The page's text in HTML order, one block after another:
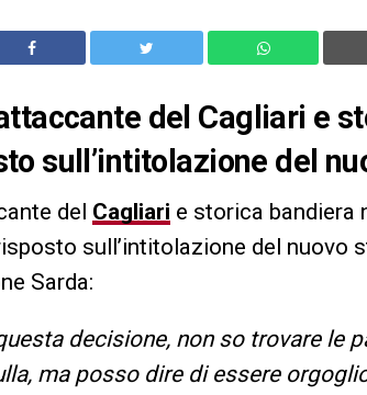
del Cagliari e
sull’intitolazione del
del Cagliari e storica bandiera
sull’intitolazione del nuovo
Sarda:
decisione, non so trovare le
ma posso dire di essere